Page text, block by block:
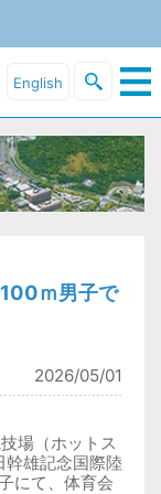
English
ｍ男子で
2026/05/01
場（ホットス
幹雄記念国際陸
にて、体育会